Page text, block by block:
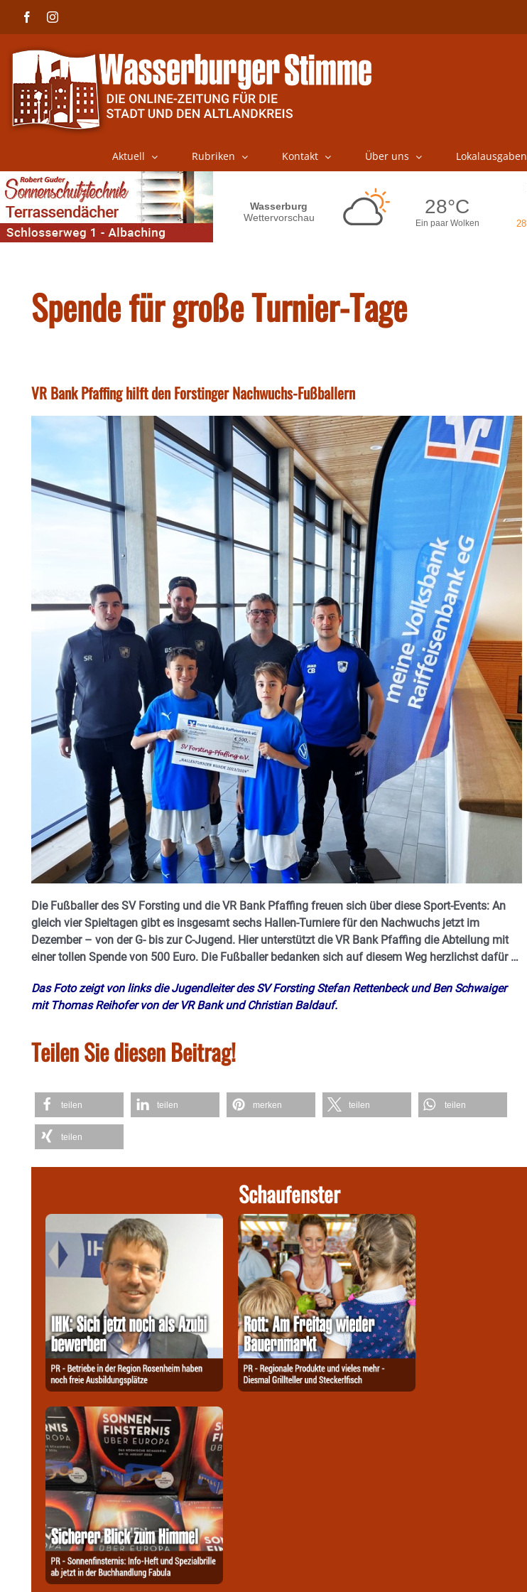
FacebookInstagram
Aktuell Rubriken Kontakt Über uns Lokalausgaben
Spende für große Turnier-Tage
VR Bank Pfaffing hilft den Forstinger Nachwuchs-Fußballern
Die Fußballer des SV Forsting und die VR Bank Pfaffing freuen sich über diese Sport-Events: An
gleich vier Spieltagen gibt es insgesamt sechs Hallen-Turniere für den Nachwuchs jetzt im
Dezember – von der G- bis zur C-Jugend. Hier unterstützt die VR Bank Pfaffing die Abteilung mit
einer tollen Spende von 500 Euro. Die Fußballer bedanken sich auf diesem Weg herzlichst dafür …
Das Foto zeigt von links die Jugendleiter des SV Forsting Stefan Rettenbeck und Ben Schwaiger
mit Thomas Reihofer von der VR Bank und Christian Baldauf.
Teilen Sie diesen Beitrag!
teilen teilen merken teilen teilen
teilen
Schaufenster